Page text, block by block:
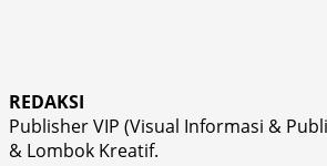
REDAKSI
Publisher VIP (Visual Informasi &
& Lombok Kreatif.